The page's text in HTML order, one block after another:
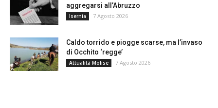
aggregarsi all’Abruzzo
Isernia 7 Agosto 2026
Caldo torrido e piogge scarse, ma l’invaso
di Occhito ‘regge’
Attualità Molise 7 Agosto 2026